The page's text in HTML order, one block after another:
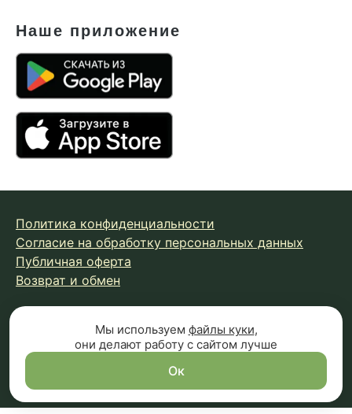
Наше приложение
Политика конфиденциальности
Согласие на обработку персональных данных
Публичная оферта
Возврат и обмен
© 2026 Fungiline — зарегистрированная торговая марка.
Копирование материалов с сайта запрещено.
Вся информация на сайте носит справочный характер и
не является публичной офертой (п.2 ст.437 ГК РФ)
Мы используем файлы куки,
они делают работу с сайтом лучше
Ок